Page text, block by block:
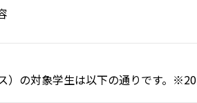
）の対象学生は以下の通りです。